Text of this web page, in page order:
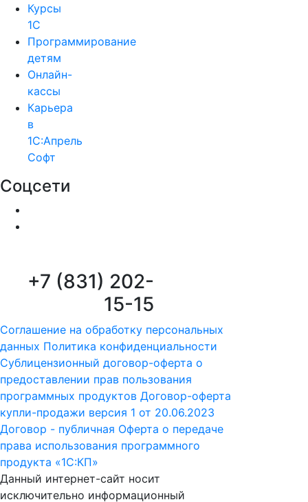
Курсы
1С
Программирование
детям
Онлайн-
кассы
Карьера
в
1С:Апрель
Софт
Соцсети
+7 (831) 202-
15-15
Соглашение на обработку персональных
данных Политика конфиденциальности
Сублицензионный договор-оферта о
предоставлении прав пользования
программных продуктов Договор-оферта
купли-продажи версия 1 от 20.06.2023
Договор - публичная Оферта о передаче
права использования программного
продукта «1С:КП»
Данный интернет-сайт носит
исключительно информационный